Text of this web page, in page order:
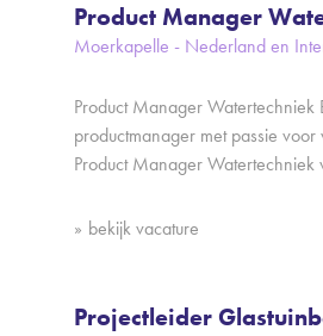
Product Manager
Moerkapelle - Nederland en
Product Manager Watertechniek
productmanager met passie
Product Manager
bekijk vacature
Projectleider